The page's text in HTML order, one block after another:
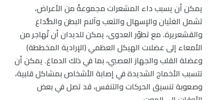
يمكن أن يسبب داء المشعرات مجموعةً من الأعراض،
تشمل الغثيان والإسهال والتعب وآلام البطن والصُّداع
والقشعريرة. مع تطوّر العدوى، يمكن للديدان أن تُهاجر من
الأمعاء إلى عضلات الهيكل العظمي (الإرادية المخططة)
وعضلة القلب والجهاز العصبي، بما في ذلك الدماغ. يمكن أن
تتسبب الأخماج الشديدة في إصابة الأشخاص بمشاكل قلبية،
وصعوبة تنسيق الحركات والتنفس، قد تصل في بعض